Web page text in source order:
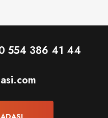
554 386 41 44